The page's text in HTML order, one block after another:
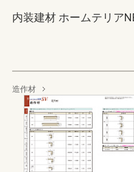
内装建材 ホームテリア
造作材